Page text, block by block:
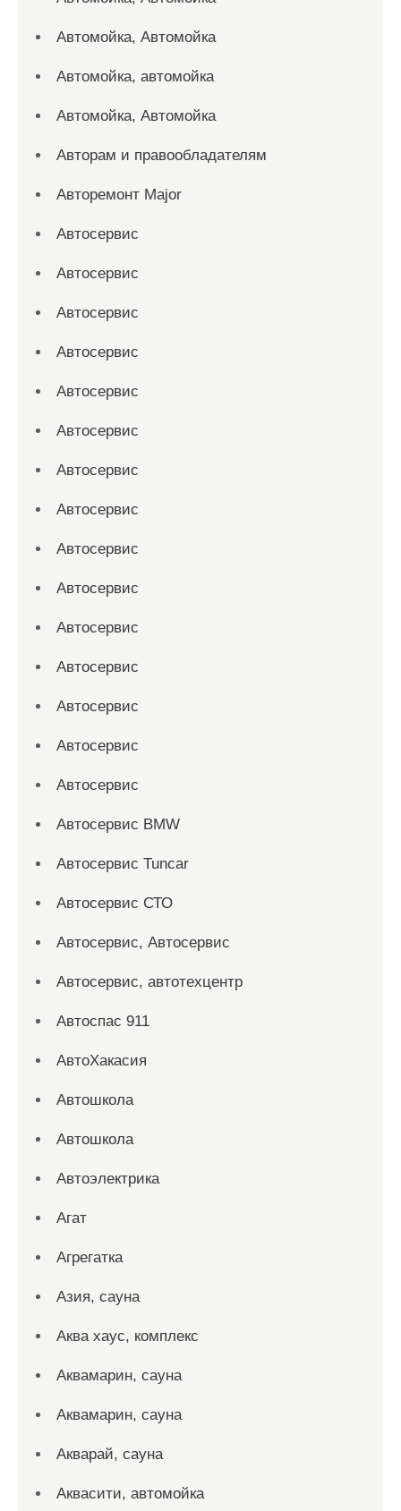
Автомойка, Автомойка
Автомойка, автомойка
Автомойка, Автомойка
Авторам и правообладателям
Авторемонт Major
Автосервис
Автосервис
Автосервис
Автосервис
Автосервис
Автосервис
Автосервис
Автосервис
Автосервис
Автосервис
Автосервис
Автосервис
Автосервис
Автосервис
Автосервис
Автосервис BMW
Автосервис Tuncar
Автосервис СТО
Автосервис, Автосервис
Автосервис, автотехцентр
Автоспас 911
АвтоХакасия
Автошкола
Автошкола
Автоэлектрика
Агат
Агрегатка
Азия, сауна
Аква хаус, комплекс
Аквамарин, сауна
Аквамарин, сауна
Акварай, сауна
Аквасити, автомойка